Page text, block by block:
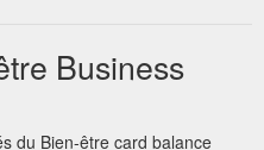
Business
du Bien-être card balance